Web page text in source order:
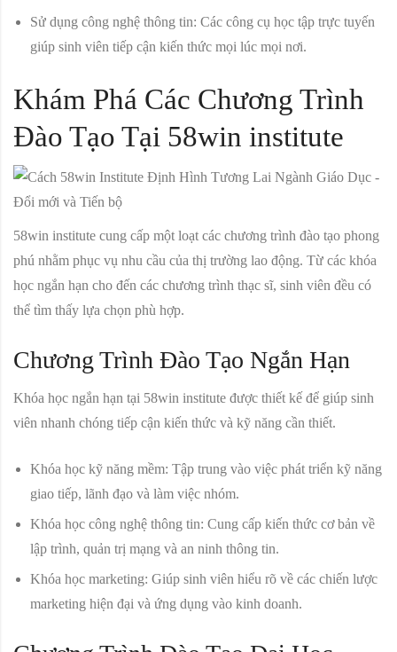
Sử dụng công nghệ thông tin: Các công cụ học tập trực tuyến
giúp sinh viên tiếp cận kiến thức mọi lúc mọi nơi.
Khám Phá Các Chương Trình
Đào Tạo Tại 58win institute
58win institute cung cấp một loạt các chương trình đào tạo phong
phú nhằm phục vụ nhu cầu của thị trường lao động. Từ các khóa
học ngắn hạn cho đến các chương trình thạc sĩ, sinh viên đều có
thể tìm thấy lựa chọn phù hợp.
Chương Trình Đào Tạo Ngắn Hạn
Khóa học ngắn hạn tại 58win institute được thiết kế để giúp sinh
viên nhanh chóng tiếp cận kiến thức và kỹ năng cần thiết.
Khóa học kỹ năng mềm: Tập trung vào việc phát triển kỹ năng
giao tiếp, lãnh đạo và làm việc nhóm.
Khóa học công nghệ thông tin: Cung cấp kiến thức cơ bản về
lập trình, quản trị mạng và an ninh thông tin.
Khóa học marketing: Giúp sinh viên hiểu rõ về các chiến lược
marketing hiện đại và ứng dụng vào kinh doanh.